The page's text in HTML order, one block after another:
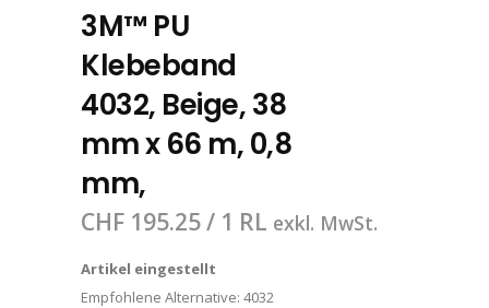
3M™ PU
Klebeband
4032, Beige, 38
mm x 66 m, 0,8
mm,
CHF 195.25/ 1 RL exkl. MwSt.
Artikel eingestellt
Empfohlene Alternative: 4032